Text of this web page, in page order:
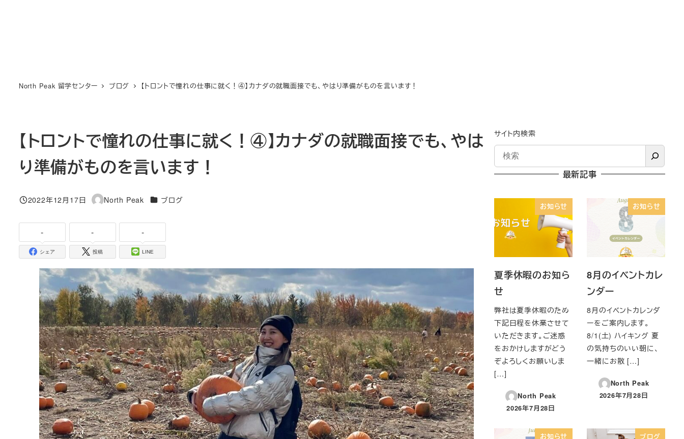
North Peak 留学センター ブログ 【トロントで憧れの仕事に就く！④】カナダの就職面接でも、やはり準備がものを言います！
【トロントで憧れの仕事に就く！④】カナダの就職面接でも、やは
り準備がものを言います！
投稿日
2022年12月17日
著
North Peak カテゴリー
ブログ
-
シェア
-
投稿
-
LINE
サイト内検索
最新記事
お知らせ
夏季休暇のお知ら
せ
弊社は夏季休暇のため
下記日程を休業させて
いただきます。ご迷惑
をおかけしますがどう
ぞよろしくお願いしま
[…]
North Peak
投稿日
2026年7月28日
お知らせ
8月のイベントカレ
ンダー
8月のイベントカレンダ
ーをご案内します。
8/1(土) ハイキング 夏
の気持ちのいい朝に、
一緒にお散 […]
North Peak
投稿日
2026年7月28日
お知らせ ブログ